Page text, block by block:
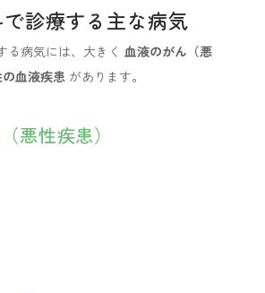
診療する主な病気
る病気には、大きく血液のがん（悪
の血液疾患 があります。
悪性疾患）